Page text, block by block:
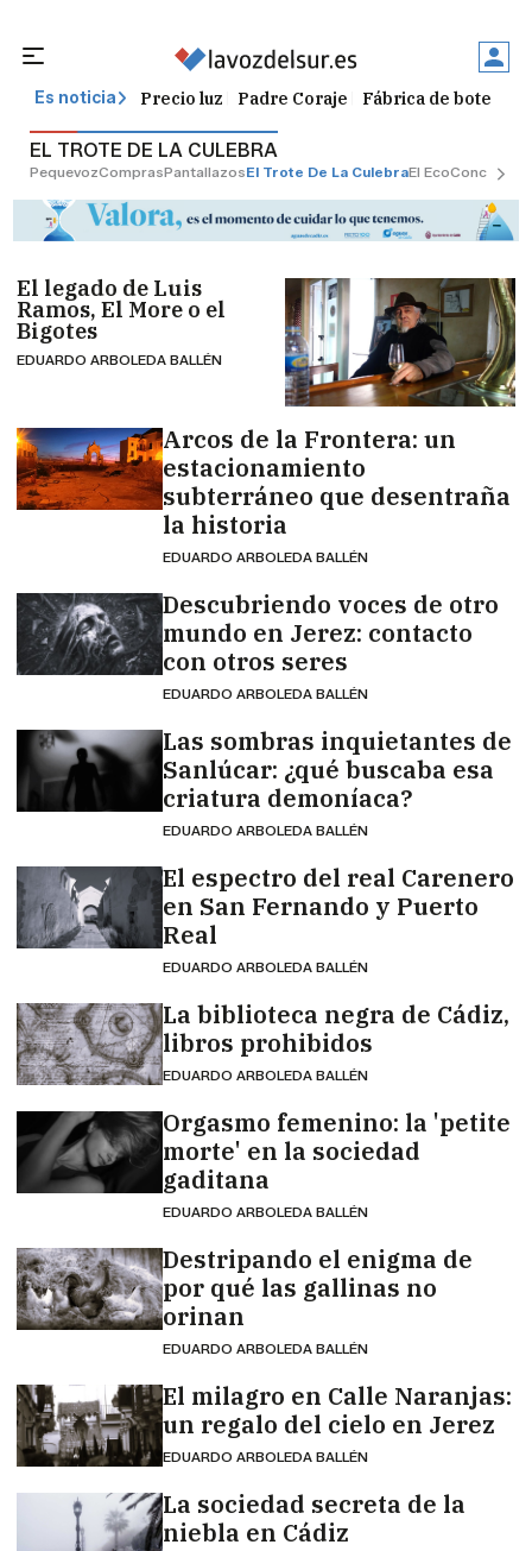
Es noticia Precio luz Padre Coraje Fábrica de botellas
EL TROTE DE LA CULEBRA
PequevozComprasPantallazosEl Trote De La CulebraEl EcoConcursos
El legado de Luis
Ramos, El More o el
Bigotes
EDUARDO ARBOLEDA BALLÉN
Arcos de la Frontera: un
estacionamiento
subterráneo que desentraña
la historia
EDUARDO ARBOLEDA BALLÉN
Descubriendo voces de otro
mundo en Jerez: contacto
con otros seres
EDUARDO ARBOLEDA BALLÉN
Las sombras inquietantes de
Sanlúcar: ¿qué buscaba esa
criatura demoníaca?
EDUARDO ARBOLEDA BALLÉN
El espectro del real Carenero
en San Fernando y Puerto
Real
EDUARDO ARBOLEDA BALLÉN
La biblioteca negra de Cádiz,
libros prohibidos
EDUARDO ARBOLEDA BALLÉN
Orgasmo femenino: la 'petite
morte' en la sociedad
gaditana
EDUARDO ARBOLEDA BALLÉN
Destripando el enigma de
por qué las gallinas no
orinan
EDUARDO ARBOLEDA BALLÉN
El milagro en Calle Naranjas:
un regalo del cielo en Jerez
EDUARDO ARBOLEDA BALLÉN
La sociedad secreta de la
niebla en Cádiz